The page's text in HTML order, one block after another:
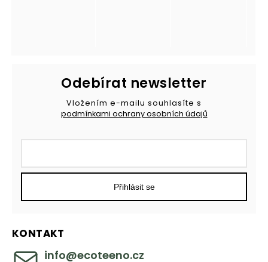
KONTAKT
info@ecoteeno.cz
Odebírat newsletter
Vložením e-mailu souhlasíte s
podmínkami ochrany osobních údajů
Přihlásit se